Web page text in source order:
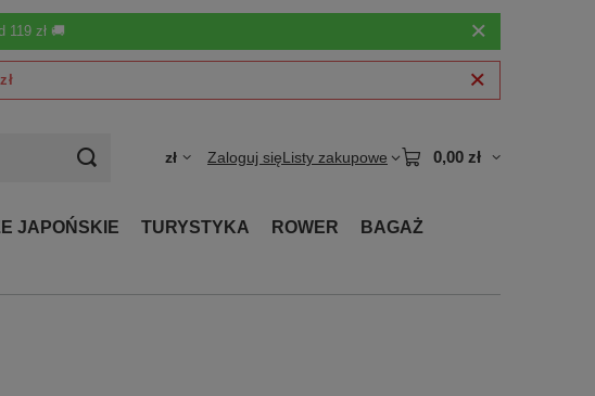
119 zł 🚚
zł Zaloguj sięListy zakupowe 0,00 zł
JAPOŃSKIE TURYSTYKA ROWER
BAGAŻ